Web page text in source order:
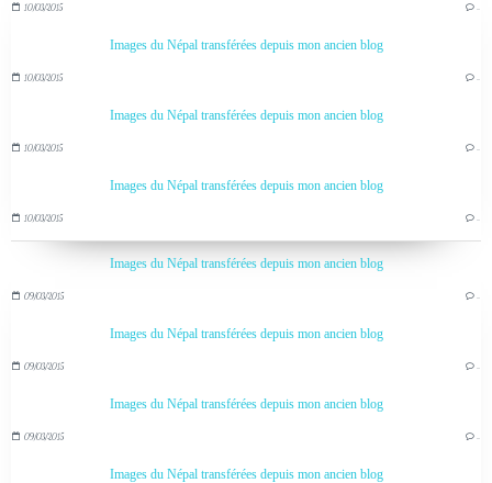
10/03/2015
Images du Népal transférées depuis mon ancien blog
10/03/2015
Images du Népal transférées depuis mon ancien blog
10/03/2015
Images du Népal transférées depuis mon ancien blog
10/03/2015
Images du Népal transférées depuis mon ancien blog
09/03/2015
Images du Népal transférées depuis mon ancien blog
09/03/2015
Images du Népal transférées depuis mon ancien blog
09/03/2015
Images du Népal transférées depuis mon ancien blog